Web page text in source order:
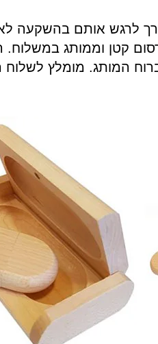
לרגש אותם בהשקעה
קטן וממותג במשלוח.
המותג. מומלץ